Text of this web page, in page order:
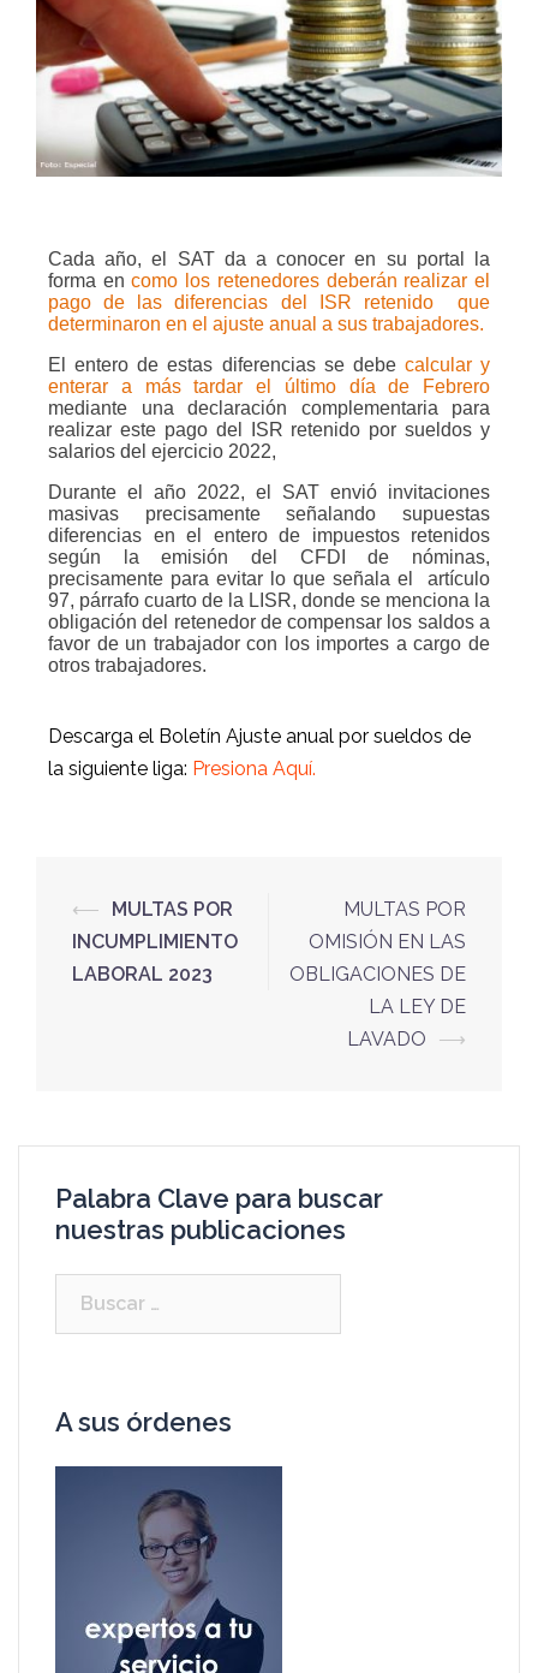
Cada año, el SAT da a conocer en su portal la
forma encomo los retenedores deberán realizar el
pago de las diferencias del ISR retenido
que
determinaron en el ajuste anual a sus trabajadores.
El entero de estas diferencias se debe calcular y
enterar a más tardar el último día de Febrero
mediante una declaración complementaria para
realizar este pago del ISR retenido por sueldos y
salarios del ejercicio 2022,
Durante el año 2022, el SAT envió invitaciones
masivas precisamente señalando supuestas
diferencias en el entero de impuestos retenidos
según la emisión del CFDI de nóminas,
precisamente para evitar lo que señala el
artículo
97, párrafo cuarto de la LISR, donde se menciona la
obligación del retenedor de compensar los saldos a
favor de un trabajador con los importes a cargo de
otros trabajadores.
Descarga el Boletín Ajuste anual por sueldos de
la siguiente liga: Presiona Aquí.
⟵
MULTAS POR
INCUMPLIMIENTO
LABORAL 2023
MULTAS POR
OMISIÓN EN LAS
OBLIGACIONES DE
LA LEY DE
LAVADO
⟶
Palabra Clave para buscar
nuestras publicaciones
A sus órdenes